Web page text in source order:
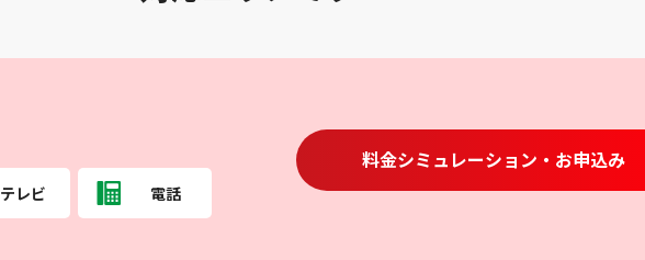
テレビ 電話
料金シミュレーション ・お申込み